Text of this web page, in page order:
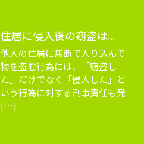
住居に侵入後の窃盗は...
他人の住居に無断で入り込んで
物を盗む行為には、「窃盗し
た」だけでなく「侵入した」と
いう行為に対する刑事責任も発
[…]